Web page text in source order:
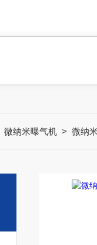
微纳米曝气机> 微纳